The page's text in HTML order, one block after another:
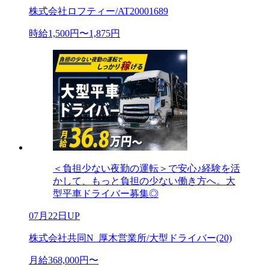
株式会社ロフティー/AT20001689
時給1,500円〜1,875円
＜負担少ない夜勤の運転＞で安心♪経験を活
かして、もっと負担の少ない働き方へ。大
型平車ドライバー募集◎
07月22日UP
株式会社共同N_厚木営業所/大型ドライバー(20)
月給368,000円〜